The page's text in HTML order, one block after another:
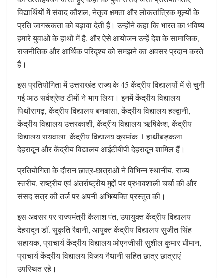
विद्यार्थियों में संवाद कौशल, नेतृत्व क्षमता और लोकतांत्रिक मूल्यों के
प्रति जागरूकता को बढ़ावा देती हैं। उन्होंने कहा कि भारत का भविष्य
हमारे युवाओं के हाथों में है, और ऐसे आयोजन उन्हें देश के सामाजिक,
राजनीतिक और आर्थिक परिदृश्य को समझने का अवसर प्रदान करते
हैं।
इस प्रतियोगिता में उत्तराखंड राज्य के 45 केंद्रीय विद्यालयों में से चुनी
गई आठ सर्वश्रेष्ठ टीमों ने भाग लिया। इनमें केंद्रीय विद्यालय
पिथौरागढ़, केंद्रीय विद्यालय बनबासा, केंद्रीय विद्यालय हल्द्वानी,
केंद्रीय विद्यालय उत्तरकाशी, केंद्रीय विद्यालय ऋषिकेश, केंद्रीय
विद्यालय रायवाला, केंद्रीय विद्यालय क्रमांक-1 हाथीबड़कला
देहरादून और केंद्रीय विद्यालय आईटीबीपी देहरादून शामिल हैं।
प्रतियोगिता के दौरान छात्र-छात्राओं ने विभिन्न स्थानीय, राज्य
स्तरीय, राष्ट्रीय एवं अंतर्राष्ट्रीय मुद्दों पर प्रभावशाली चर्चा की और
संसद सत्र की तर्ज पर अपनी अभिव्यक्ति प्रस्तुत की।
इस अवसर पर राज्यमंत्री कैलाश पंत, उपायुक्त केंद्रीय विद्यालय
देहरादून डॉ. सुकृति रैवानी, आयुक्त केंद्रीय विद्यालय सुजीत सिंह
सहायक, प्राचार्य केंद्रीय विद्यालय ओएनजीसी सुशील कुमार धीमान,
प्राचार्य केंद्रीय विद्यालय विजय नैथानी सहित छात्र छात्राएं
उपस्थित रहे।